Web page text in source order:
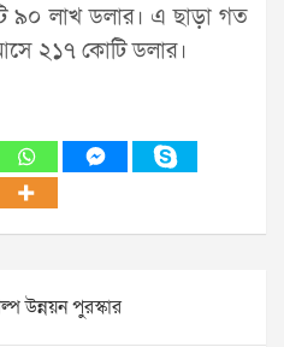
৯০ লাখ ডলার। এ ছাড়া গত
২১৭ কোটি ডলার।
উন্নয়ন পুরস্কার